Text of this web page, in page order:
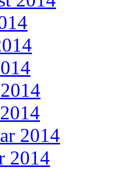
2014
2014